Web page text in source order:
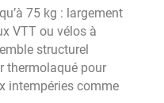
75 kg : largement
VTT ou vélos à
structurel
thermolaqué pour
intempéries comme